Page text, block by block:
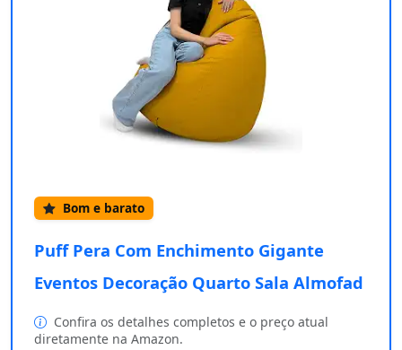
Bom e barato
Puff Pera Com Enchimento Gigante
Eventos Decoração Quarto Sala Almofad
Confira os detalhes completos e o preço atual
diretamente na Amazon.